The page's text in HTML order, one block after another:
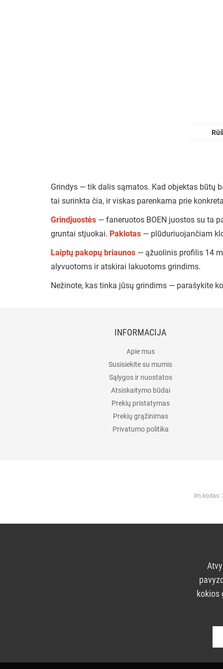
Grindys — tik dalis sąmatos. Kad objektas būtų
tai surinkta čia, ir viskas parenkama prie
Grindjuostės — faneruotos BOEN juostos su ta
gruntai stjuokai. Paklotas — plūduriuojančiam
Laiptų pakopų briaunos — ąžuolinis profilis 14
alyvuotoms ir atskirai lakuotoms grindims.
Nežinote, kas tinka jūsų grindims — parašykite
INFORMACIJA
Apie mus
Susisiekite su mumis
Sąlygos ir nuostatos
Atsiskaitymo būdai
Prekių pristatymas
Prekių grąžinimas
Privatumo politika
Im.kodas:
kokios